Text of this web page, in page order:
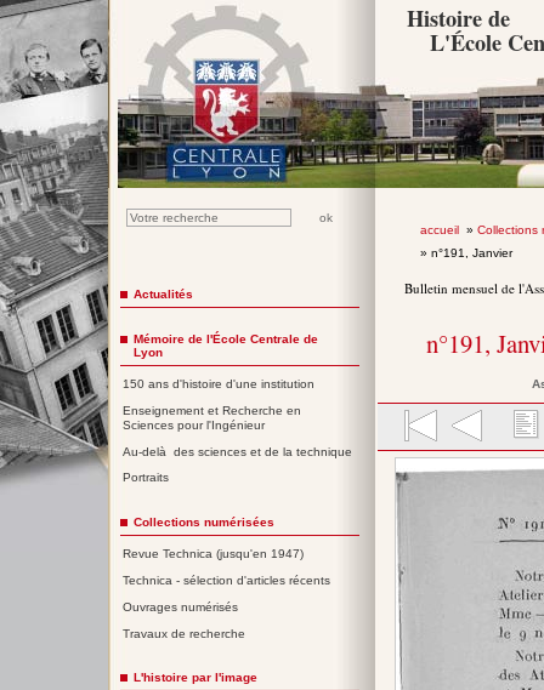
Histoire de
L'École
accueil» Collections
» n°191, Janvier
Bulletin mensuel de
n°191,
Actualités
Mémoire de l'École Centrale de
Lyon
150 ans d'histoire d'une institution
Enseignement et Recherche en
Sciences pour l'Ingénieur
Au-delà des sciences et de la technique
Portraits
Collections numérisées
Revue Technica (jusqu'en 1947)
Technica - sélection d'articles récents
Ouvrages numérisés
Travaux de recherche
L'histoire par l'image